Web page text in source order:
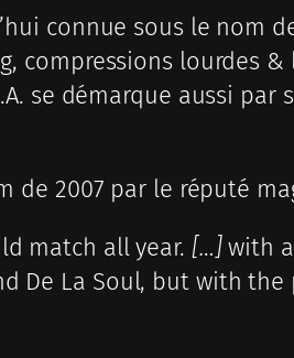
connue sous le nom
compressions lourdes
se démarque aussi par
2007 par le réputé
match all year. […]with a
De La Soul, but with